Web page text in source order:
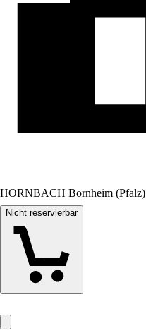
HORNBACH Bornheim (Pfalz)
Nicht reservierbar